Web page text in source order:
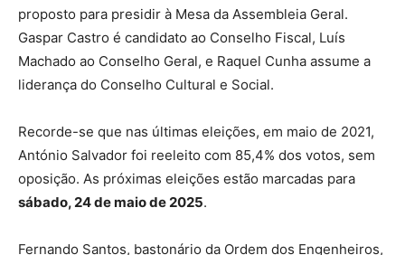
proposto para presidir à Mesa da Assembleia Geral.
Gaspar Castro é candidato ao Conselho Fiscal, Luís
Machado ao Conselho Geral, e Raquel Cunha assume a
liderança do Conselho Cultural e Social.
Recorde-se que nas últimas eleições, em maio de 2021,
António Salvador foi reeleito com 85,4% dos votos, sem
oposição. As próximas eleições estão marcadas para
sábado, 24 de maio de 2025.
Fernando Santos, bastonário da Ordem dos Engenheiros,